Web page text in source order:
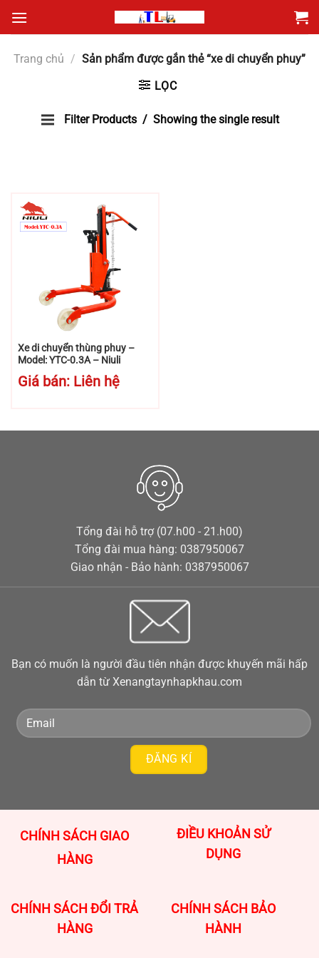
qua
dungTrang chủ / Sản phẩm được gắn thẻ “xe di chuyển phuy”
LỌC
Filter Products Showing the single result
Xe di chuyển thùng phuy –
Model: YTC-0.3A – Niuli
Giá bán: Liên hệ
Tổng đài hỗ trợ (07.h00 - 21.h00)
Tổng đài mua hàng: 0387950067
Giao nhận - Bảo hành: 0387950067
Bạn có muốn là người đầu tiên nhận được khuyến mãi hấp
dẫn từ Xenangtaynhapkhau.com
CHÍNH SÁCH GIAO
HÀNG
ĐIỀU KHOẢN SỬ
DỤNG
CHÍNH SÁCH ĐỔI TRẢ
HÀNG
CHÍNH SÁCH BẢO
HÀNH